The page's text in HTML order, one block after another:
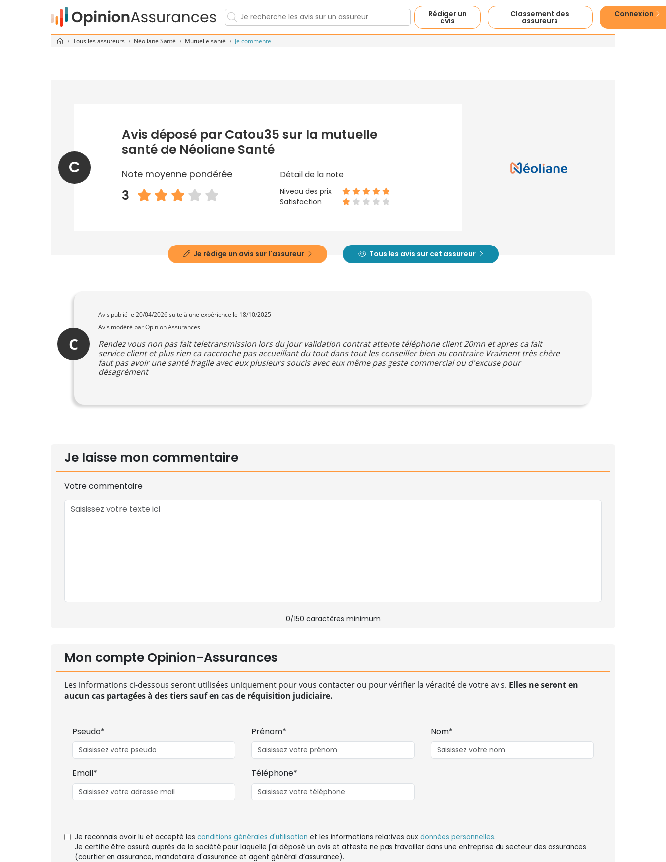
Rédiger un
avis
Classement des
assureurs
Connexion
Tous les assureurs Néoliane Santé Mutuelle santé Je commente
C
Avis déposé par Catou35 sur la mutuelle
santé de Néoliane Santé
Note moyenne pondérée
3
Détail de la note
Niveau des prix
Satisfaction
Je rédige un avis sur l'assureur Tous les avis sur cet assureur
C
Avis publié le 20/04/2026suite à une expérience le 18/10/2025
Avis modéré par Opinion Assurances
Rendez vous non pas fait teletransmission lors du jour validation contrat attente téléphone client 20mn et apres ca fait
service client et plus rien ca raccroche pas accueillant du tout dans tout les conseiller bien au contraire Vraiment très chère
faut pas avoir une santé fragile avec eux plusieurs soucis avec eux même pas geste commercial ou d'excuse pour
désagrément
Je laisse mon commentaire
Votre commentaire
0/150 caractères minimum
Mon compte Opinion-Assurances
Les informations ci-dessous seront utilisées uniquement pour vous contacter ou pour vérifier la véracité de votre avis. Elles ne seront en
aucun cas partagées à des tiers sauf en cas de réquisition judiciaire.
Pseudo* Prénom* Nom*
Email* Téléphone*
Je reconnais avoir lu et accepté les conditions générales d'utilisation et les informations relatives aux données personnelles.
Je certifie être assuré auprès de la société pour laquelle j'ai déposé un avis et atteste ne pas travailler dans une entreprise du secteur des assurances
(courtier en assurance, mandataire d'assurance et agent général d’assurance).